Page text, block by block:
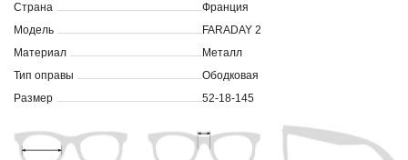
Страна
Франция
Модель
FARADAY 2
Материал
Металл
Тип оправы
Ободковая
Размер
52-18-145